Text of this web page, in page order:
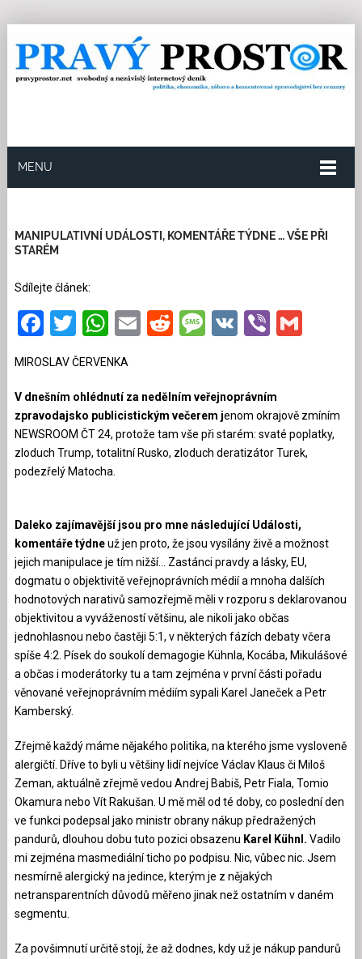
MENU
MANIPULATIVNÍ UDÁLOSTI, KOMENTÁŘE TÝDNE … VŠE PŘI
STARÉM
Sdílejte článek:
Facebook
Twitter
WhatsApp
EmailRedditMessage
VKViber
MIROSLAV ČERVENKA
V dnešním ohlédnutí za nedělním veřejnoprávním
zpravodajsko publicistickým večerem jenom okrajově zmíním
NEWSROOM ČT 24, protože tam vše při starém: svaté poplatky,
zloduch Trump, totalitní Rusko, zloduch deratizátor Turek,
podezřelý Matocha.
Daleko zajímavější jsou pro mne následující Události,
komentáře týdneuž jen proto, že jsou vysílány živě a možnost
jejich manipulace je tím nižší… Zastánci pravdy a lásky, EU,
dogmatu o objektivitě veřejnoprávních médií a mnoha dalších
hodnotových narativů samozřejmě měli v rozporu s deklarovanou
objektivitou a vyvážeností většinu, ale nikoli jako občas
jednohlasnou nebo častěji 5:1, v některých fázích debaty včera
spíše 4:2. Písek do soukolí demagogie Kühnla, Kocába, Mikulášové
a občas i moderátorky tu a tam zejména v první části pořadu
věnované veřejnoprávním médiím sypali Karel Janeček a Petr
Kamberský.
Zřejmě každý máme nějakého politika, na kterého jsme vysloveně
alergičtí. Dříve to byli u většiny lidí nejvíce Václav Klaus či Miloš
Zeman, aktuálně zřejmě vedou Andrej Babiš, Petr Fiala, Tomio
Okamura nebo Vít Rakušan. U mě měl od té doby, co poslední den
ve funkci podepsal jako ministr obrany nákup předražených
pandurů, dlouhou dobu tuto pozici obsazenu Karel Kühnl. Vadilo
mi zejména masmediální ticho po podpisu. Nic, vůbec nic. Jsem
nesmírně alergický na jedince, kterým je z nějakých
netransparentních důvodů měřeno jinak než ostatním v daném
segmentu.
Za povšimnutí určitě stojí, že až dodnes, kdy už je nákup pandurů